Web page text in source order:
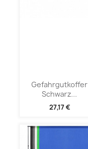
Gefahrgutkoffer
Schwarz...
27,17 €